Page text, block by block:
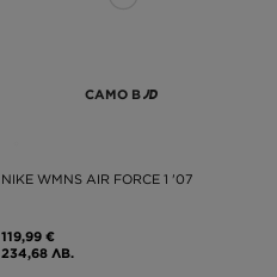
САМО В
NIKE WMNS AIR FORCE 1 '07
119,99 €
234,68 ЛВ.